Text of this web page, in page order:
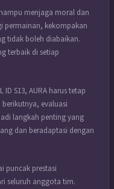
menjaga moral dan
permainan, kekompakan
tidak boleh diabaikan.
terbaik di setiap
S13, AURA harus tetap
evaluasi
langkah penting yang
dan beradaptasi dengan
puncak prestasi
seluruh anggota tim.